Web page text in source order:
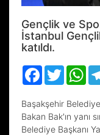
Gençlik ve
İstanbul
katıldı.
Facebook
Twitter
Başakşehir
Bakan Bak'ın yanı
Belediye Başkanı